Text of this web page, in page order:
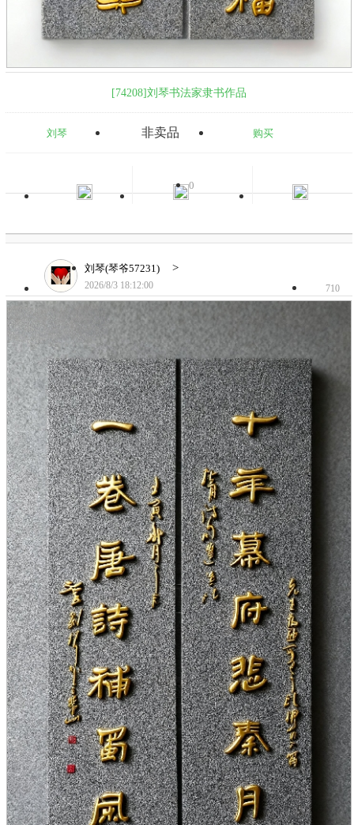
[74208]刘琴书法家隶书作品
刘琴 非卖品 购买
0
刘琴(琴爷57231) >
2026/8/3 18:12:00 710